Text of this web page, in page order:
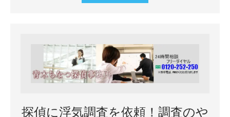
探偵に浮気調査を依頼！調査のや